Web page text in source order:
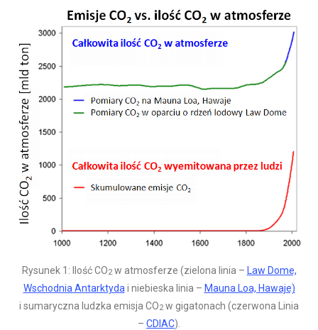
Rysunek 1: Ilość CO2w atmosferze (zielona linia –
Law Dome,
Wschodnia Antarktyda i niebieska linia – Mauna Loa, Hawaje)
i sumaryczna ludzka emisja CO2 w gigatonach (czerwona Linia
– CDIAC).